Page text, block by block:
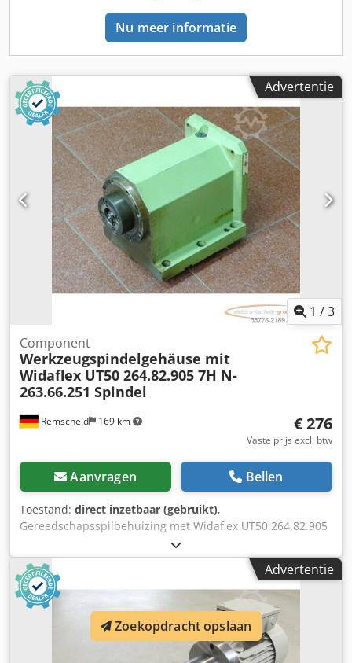
Nu meer informatie
Advertentie
1 /3
Remscheid 169 km
Component
Werkzeugspindelgehäuse mit
Widaflex UT50 264.82.905 7H N-
263.66.251 Spindel
€ 276
Vaste prijs excl. btw
Aanvragen Bellen
Toestand: direct inzetbaar (gebruikt),
Gereedschapsspilbehuizing met Widaflex UT50 264.82.905
7H N-263.66.251 spindel, gatafstand van de
bevestigingsgaten op de behuizing: 185 x 200 mm,
gatafstand van de bevestigingsgaten aan aandrijfzijde: 151
x x155 mm, Ø opname voor aandrijving: 32 mm, gebruikt,
normale gebruikssporen, 100% functioneel LET OP:
Informeer apart naar de verpakkings- en verzendkosten!
LET OP: Vraag de kosten voor verpakking en transport
apart aan! Csdpfx Acey Rcpcj Teha
Advertentie
Zoekopdracht opslaan